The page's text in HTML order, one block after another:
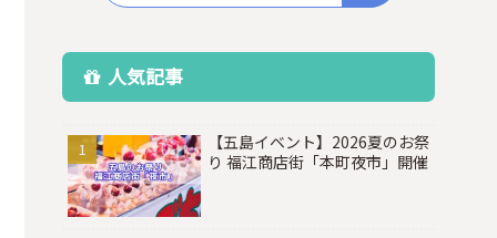
人気記事
【五島イベント】2026夏のお祭
り 福江商店街「本町夜市」開催